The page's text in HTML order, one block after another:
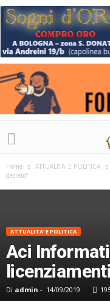
Home ATTUALITA' E POLITICA
decreto”
ATTUALITA' E POLITICA
Aci
Di admin - 14/09/2019